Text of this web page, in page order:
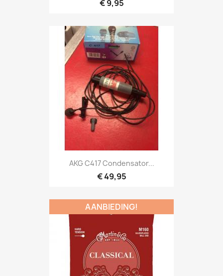
€ 9,95
Snel bekijken
AKG C417 Condensator...
€ 49,95
AANBIEDING!